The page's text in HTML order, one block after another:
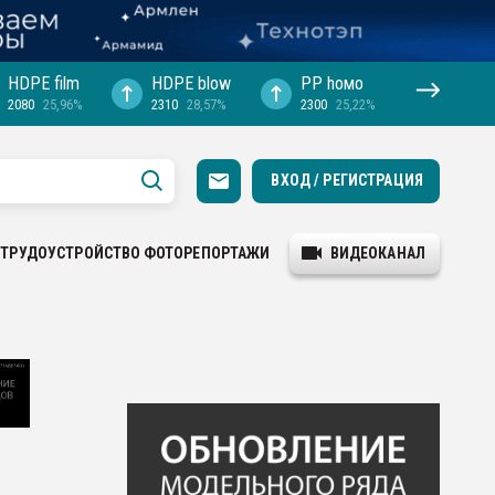
HDPE film
2080 25,96%
HDPE blow
2310 28,57%
PP hомо
2300 25,22%
ВХОД / РЕГИСТРАЦИЯ
ТРУДОУСТРОЙСТВО ФОТОРЕПОРТАЖИ ВИДЕОКАНАЛ